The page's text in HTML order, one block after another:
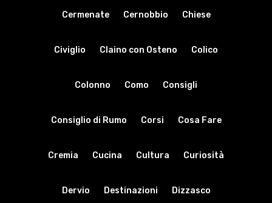
Cermenate Cernobbio Chiese
Civiglio Claino con Osteno Colico
Colonno Como Consigli
Consiglio di Rumo Corsi Cosa Fare
Cremia Cucina Cultura Curiosità
Dervio Destinazioni Dizzasco